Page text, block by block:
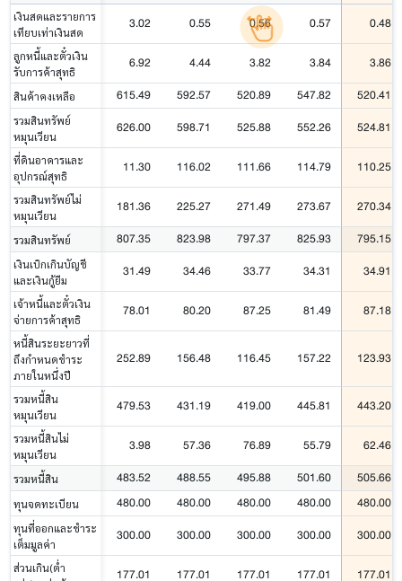
เงินสดและรายการ
เทียบเท่าเงินสด
3.02 0.55 0.56 0.57 0.48
ลูกหนี้และตั๋วเงิน
รับการค้าสุทธิ
6.92 4.44 3.82 3.84 3.86
สินค้าคงเหลือ 615.49 592.57 520.89 547.82 520.41
รวมสินทรัพย์
หมุนเวียน
626.00 598.71 525.88 552.26 524.81
ที่ดินอาคารและ
อุปกรณ์สุทธิ
11.30 116.02 111.66 114.79 110.25
รวมสินทรัพย์ไม่
หมุนเวียน
181.36 225.27 271.49 273.67 270.34
รวมสินทรัพย์ 807.35 823.98 797.37 825.93 795.15
เงินเบิกเกินบัญชี
และเงินกู้ยืม
31.49 34.46 33.77 34.31 34.91
เจ้าหนี้และตั๋วเงิน
จ่ายการค้าสุทธิ
78.01 80.20 87.25 81.49 87.18
หนี้สินระยะยาวที่
ถึงกำหนดชำระ
ภายในหนึ่งปี
252.89 156.48 116.45 157.22 123.93
รวมหนี้สิน
หมุนเวียน
479.53 431.19 419.00 445.81 443.20
รวมหนี้สินไม่
หมุนเวียน
3.98 57.36 76.89 55.79 62.46
รวมหนี้สิน 483.52 488.55 495.88 501.60 505.66
ทุนจดทะเบียน 480.00 480.00 480.00 480.00 480.00
ทุนที่ออกและชำระ
เต็มมูลค่า
300.00 300.00 300.00 300.00 300.00
ส่วนเกิน(ต่ำ
177.01 177.01 177.01 177.01 177.01